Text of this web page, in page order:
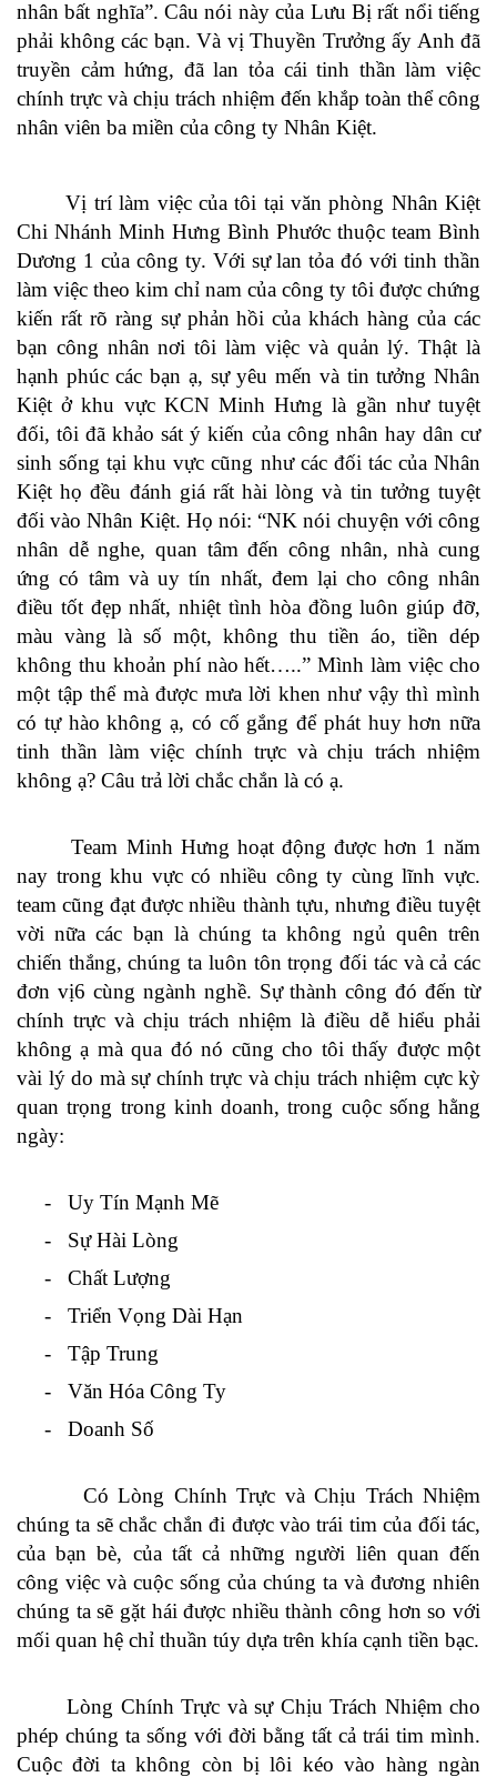
nhân bất nghĩa”. Câu nói này của Lưu Bị rất nổi tiếng
phải không các bạn. Và vị Thuyền Trưởng ấy Anh đã
truyền cảm hứng, đã lan tỏa cái tinh thần làm việc
chính trực và chịu trách nhiệm đến khắp toàn thể công
nhân viên ba miền của công ty Nhân Kiệt.
Vị trí làm việc của tôi tại văn phòng Nhân Kiệt
Chi Nhánh Minh Hưng Bình Phước thuộc team Bình
Dương 1 củacông ty. Với sự lan tỏa đó với tinh thần
làm việc theo kim chỉ nam của công ty tôi được chứng
kiến rất rõ ràng sự phản hồi của khách hàng của các
bạn công nhân nơi tôi làm việc và quản lý. Thật là
hạnh phúc các bạn ạ, sự yêu mến và tin tưởng Nhân
Kiệt ở khu vực KCN Minh Hưng là gần như tuyệt
đối, tôi đã khảo sát ý kiến của công nhân hay dân cư
sinh sống tại khu vực cũng như các đối tác của Nhân
Kiệt họ đều đánh giá rất hài lòng và tin tưởng tuyệt
đối vào Nhân Kiệt. Họ nói: “NK nói chuyện với công
nhân dễ nghe, quan tâm đến công nhân, nhà cung
ứng có tâm và uy tín nhất, đem lại cho công nhân
điều tốt đẹp nhất, nhiệt tình hòa đồng luôn giúp đỡ,
màu vàng là số một, không thu tiền áo, tiền dép
không thu khoản phí nào hết…..” Mình làm việc cho
một tập thể mà được mưa lời khen như vậy thì mình
có tự hào không ạ, có cố gắng để phát huy hơn nữa
tinh thần làm việc chính trực và chịu trách nhiệm
không ạ? Câu trả lời chắc chắn là có ạ.
Team Minh Hưng hoạt động được hơn 1 năm
nay trong khu vực có nhiều công ty cùng lĩnh vực.
team cũng đạt được nhiều thành tựu, nhưng điều tuyệt
vời nữa các bạn là chúng ta không ngủ quên trên
chiến thắng, chúng ta luôn tôn trọng đối tác và cả các
đơn vị6 cùng ngành nghề. Sự thành công đó đến từ
chính trực và chịu trách nhiệm là điều dễ hiểu phải
không ạ mà qua đó nó cũng cho tôi thấy được một
vài lý do mà sự chính trực và chịu trách nhiệm cực kỳ
quan trọng trong kinh doanh, trong cuộc sống hằng
ngày:
- Uy Tín Mạnh Mẽ
- Sự Hài Lòng
- Chất Lượng
- Triển Vọng Dài Hạn
- Tập Trung
- Văn Hóa Công Ty
- Doanh Số
Có Lòng Chính Trực và Chịu Trách Nhiệm
chúng ta sẽ chắc chắn đi được vào trái tim của đối tác,
của bạn bè, của tất cả những người liên quan đến
công việc và cuộc sống của chúng ta và đương nhiên
chúng ta sẽ gặt hái được nhiều thành công hơn so với
mối quan hệ chỉ thuần túy dựa trên khía cạnh tiền bạc.
Lòng Chính Trực và sự Chịu Trách Nhiệm cho
phép chúng ta sống với đời bằng tất cả trái tim mình.
Cuộc đời ta không còn bị lôi kéo vào hàng ngàn